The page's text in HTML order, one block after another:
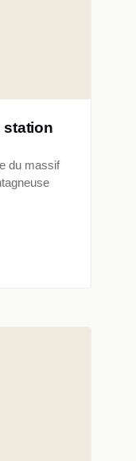
station
du massif